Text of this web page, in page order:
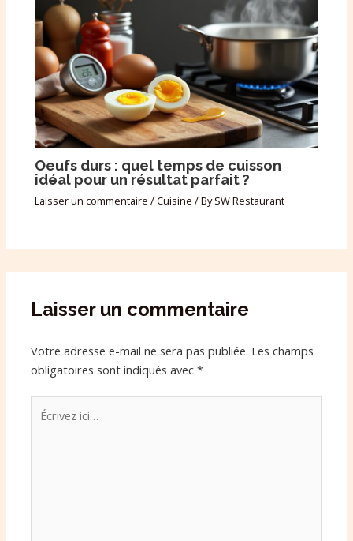
Oeufs durs : quel temps de cuisson
idéal pour un résultat parfait ?
Laisser un commentaire /Cuisine / BySW Restaurant
Laisser un commentaire
Votre adresse e-mail ne sera pas publiée. Les champs
obligatoires sont indiqués avec*
Écrivez
ici…